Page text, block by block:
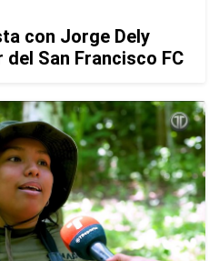
con Jorge Dely
San Francisco FC